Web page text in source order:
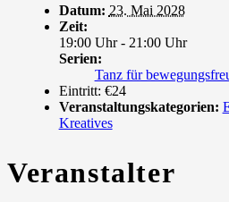
Datum: 23. Mai 2028
Zeit:
19:00 Uhr - 21:00 Uhr
Serien:
Tanz für
Eintritt: €24
Veranstaltungskategorien:
Kreatives
Veranstalter